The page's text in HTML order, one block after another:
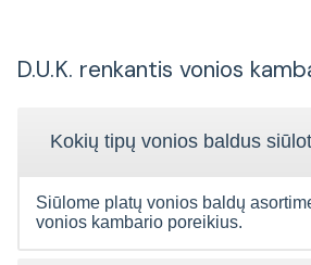
D.U.K. renkantis vonios
Kokių tipų vonios baldus
Siūlome platų vonios baldų
vonios kambario poreikius.